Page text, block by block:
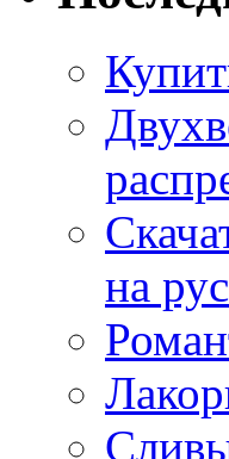
на